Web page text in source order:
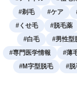
#剃毛 #ケア
#くせ毛 #脱毛薬
#白毛 #男性型
#専門医学情報 #薄
#M字型脱毛 #脱